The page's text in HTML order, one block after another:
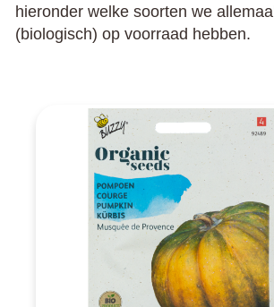
hieronder welke soorten we allemaal
(biologisch) op voorraad hebben.